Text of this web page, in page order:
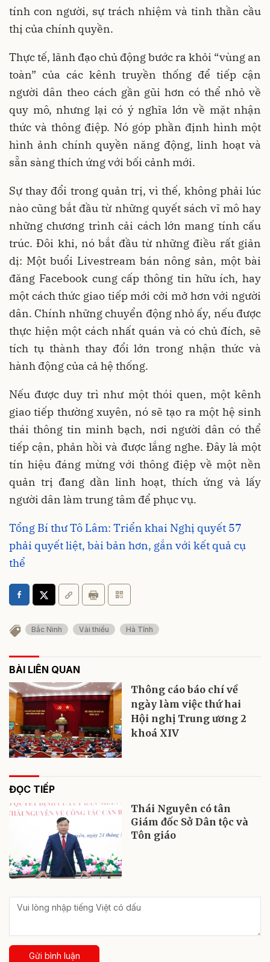
tính con người, sự trách nhiệm và tinh thần cầu
thị của chính quyền.
Thực tế, lãnh đạo chủ động bước ra khỏi “vùng an
toàn” của các kênh truyền thống để tiếp cận
người dân theo cách gần gũi hơn có thể nhỏ về
quy mô, nhưng lại có ý nghĩa lớn về mặt nhận
thức và thông điệp. Nó góp phần định hình một
hình ảnh chính quyền năng động, linh hoạt và
sẵn sàng thích ứng với bối cảnh mới.
Sự thay đổi trong quản trị, vì thế, không phải lúc
nào cũng bắt đầu từ những quyết sách vĩ mô hay
những chương trình cải cách lớn mang tính cấu
trúc. Đôi khi, nó bắt đầu từ những điều rất giản
dị: Một buổi Livestream bán nông sản, một bài
đăng Facebook cung cấp thông tin hữu ích, hay
một cách thức giao tiếp mới cởi mở hơn với người
dân. Chính những chuyển động nhỏ ấy, nếu được
thực hiện một cách nhất quán và có chủ đích, sẽ
tích tụ thành thay đổi lớn trong nhận thức và
hành động của cả hệ thống.
Nếu được duy trì như một thói quen, một kênh
giao tiếp thường xuyên, nó sẽ tạo ra một hệ sinh
thái thông tin minh bạch, nơi người dân có thể
tiếp cận, phản hồi và được lắng nghe. Đây là một
tín hiệu đáng mừng với thông điệp về một nền
quản trị đang dần linh hoạt, thích ứng và lấy
người dân làm trung tâm để phục vụ.
Tổng Bí thư Tô Lâm: Triển khai Nghị quyết 57
phải quyết liệt, bài bản hơn, gắn với kết quả cụ
thể
Bắc Ninh Vải thiều Hà Tĩnh
BÀI LIÊN QUAN
Thông cáo báo chí về
ngày làm việc thứ hai
Hội nghị Trung ương 2
khoá XIV
ĐỌC TIẾP
Thái Nguyên có tân
Giám đốc Sở Dân tộc và
Tôn giáo
Gửi bình luận